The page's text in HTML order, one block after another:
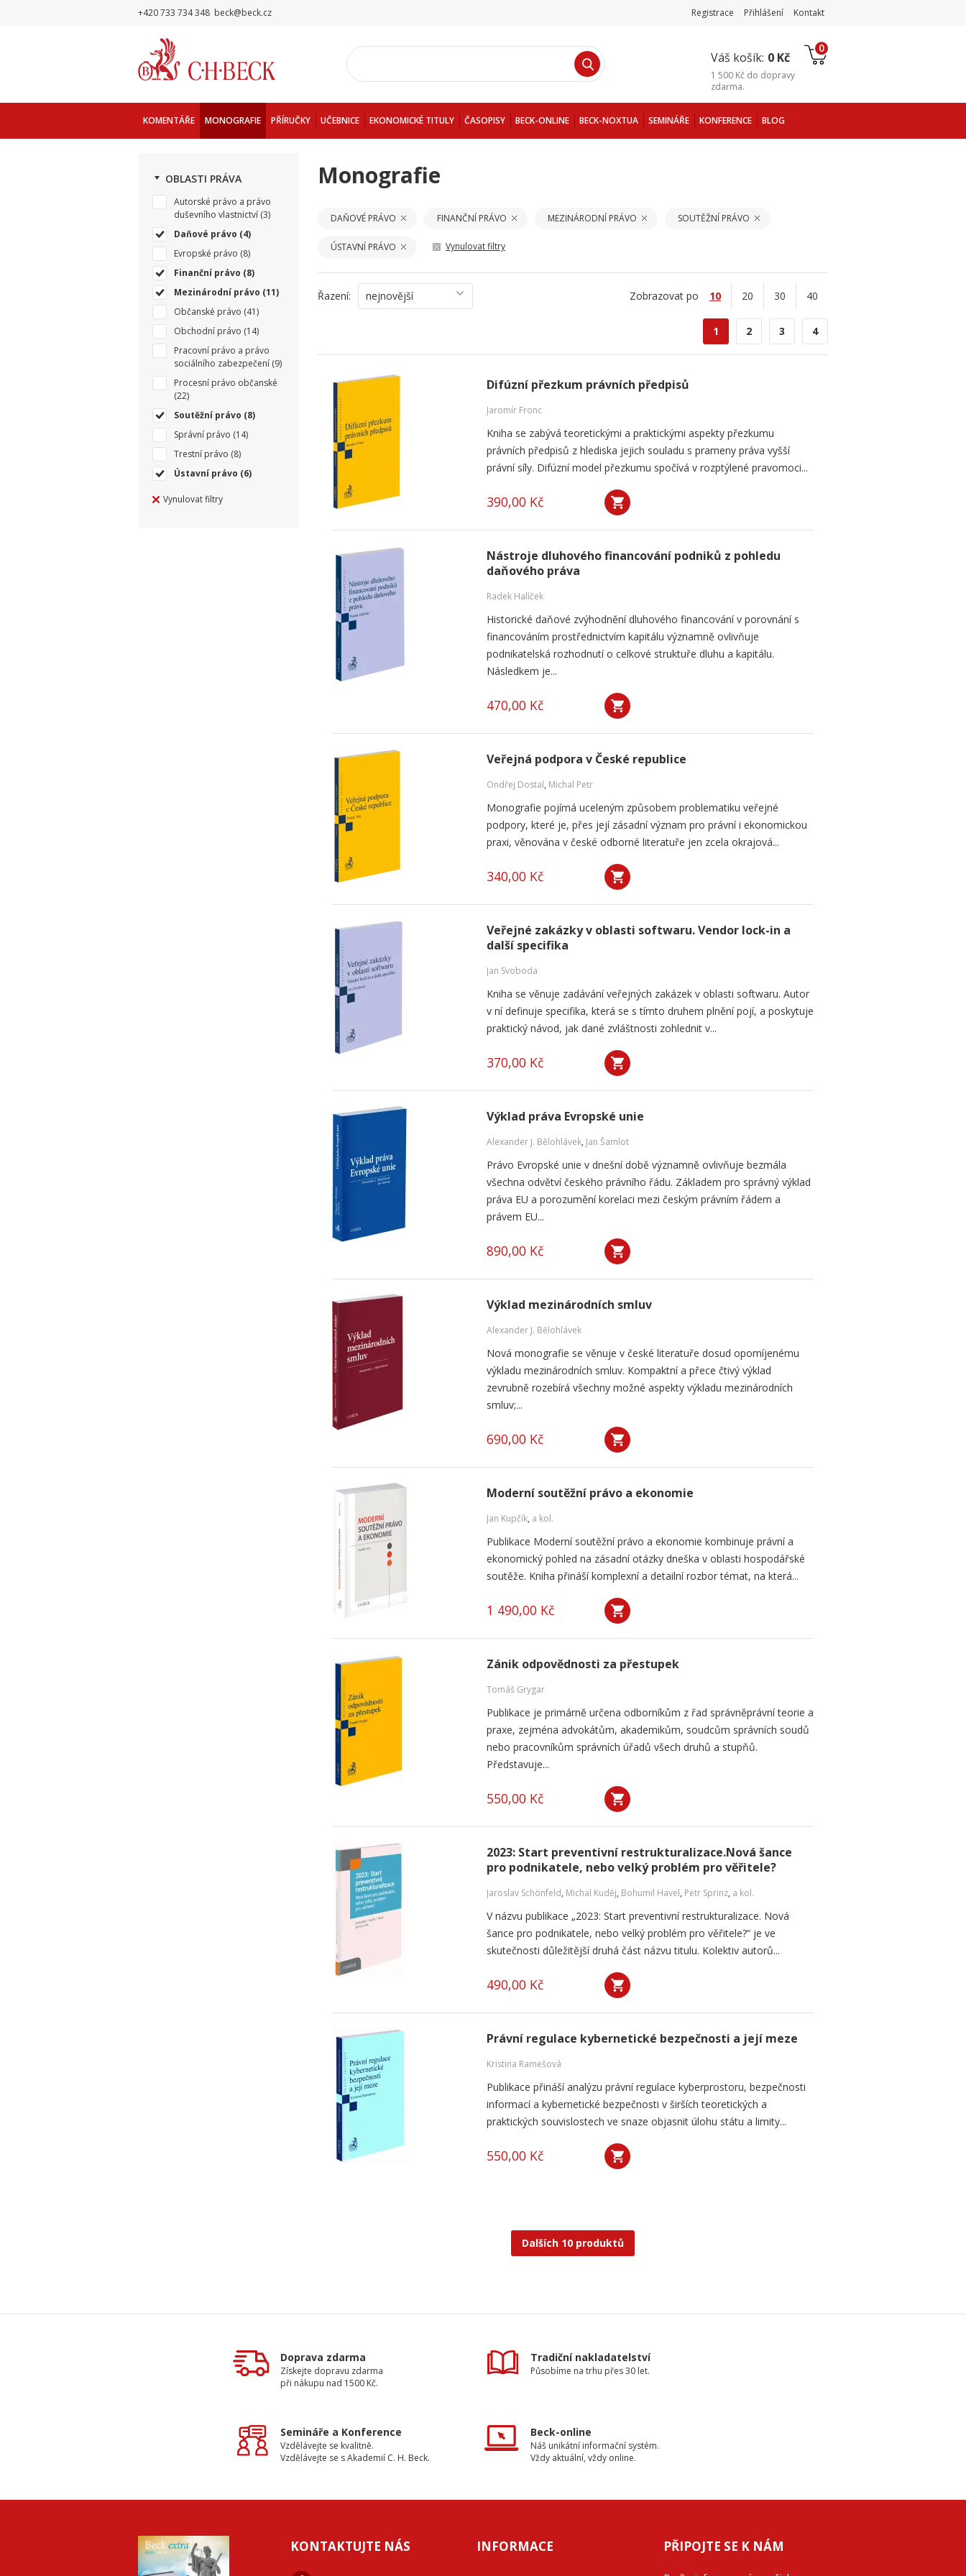
+420 733 734 348 beck@beck.cz Registrace Přihlášení Kontakt
Váš košík: 0 Kč
0
1 500 Kč do dopravy
zdarma.
KOMENTÁŘE MONOGRAFIE PŘÍRUČKY UČEBNICE EKONOMICKÉ TITULY ČASOPISY BECK-ONLINE BECK-NOXTUA SEMINÁŘE KONFERENCE BLOG
OBLASTI PRÁVA
Autorské právo a právo
duševního vlastnictví (3)
Daňové právo (4)
Evropské právo (8)
Finanční právo (8)
Mezinárodní právo (11)
Občanské právo (41)
Obchodní právo (14)
Pracovní právo a právo
sociálního zabezpečení (9)
Procesní právo občanské
(22)
Soutěžní právo (8)
Správní právo (14)
Trestní právo (8)
Ústavní právo (6)
Vynulovat filtry
Monografie
DAŇOVÉ PRÁVO FINANČNÍ PRÁVO MEZINÁRODNÍ PRÁVO SOUTĚŽNÍ PRÁVO
ÚSTAVNÍ PRÁVO Vynulovat filtry
Řazení: nejnovější Zobrazovat po 10 20 30 40
1 2 3 4
Difúzní přezkum právních předpisů
Jaromír Fronc
Kniha se zabývá teoretickými a praktickými aspekty přezkumu
právních předpisů z hlediska jejich souladu s prameny práva vyšší
právní síly. Difúzní model přezkumu spočívá v rozptýlené pravomoci...
390,00 Kč
Nástroje dluhového financování podniků z pohledu
daňového práva
Radek Halíček
Historické daňové zvýhodnění dluhového financování v porovnání s
financováním prostřednictvím kapitálu významně ovlivňuje
podnikatelská rozhodnutí o celkové struktuře dluhu a kapitálu.
Následkem je...
470,00 Kč
Veřejná podpora v České republice
Ondřej Dostal, Michal Petr
Monografie pojímá uceleným způsobem problematiku veřejné
podpory, které je, přes její zásadní význam pro právní i ekonomickou
praxi, věnována v české odborné literatuře jen zcela okrajová...
340,00 Kč
Veřejné zakázky v oblasti softwaru. Vendor lock-in a
další specifika
Jan Svoboda
Kniha se věnuje zadávání veřejných zakázek v oblasti softwaru. Autor
v ní definuje specifika, která se s tímto druhem plnění pojí, a poskytuje
praktický návod, jak dané zvláštnosti zohlednit v...
370,00 Kč
Výklad práva Evropské unie
Alexander J. Bělohlávek, Jan Šamlot
Právo Evropské unie v dnešní době významně ovlivňuje bezmála
všechna odvětví českého právního řádu. Základem pro správný výklad
práva EU a porozumění korelaci mezi českým právním řádem a
právem EU...
890,00 Kč
Výklad mezinárodních smluv
Alexander J. Bělohlávek
Nová monografie se věnuje v české literatuře dosud opomíjenému
výkladu mezinárodních smluv. Kompaktní a přece čtivý výklad
zevrubně rozebírá všechny možné aspekty výkladu mezinárodních
smluv;...
690,00 Kč
Moderní soutěžní právo a ekonomie
Jan Kupčík, a kol.
Publikace Moderní soutěžní právo a ekonomie kombinuje právní a
ekonomický pohled na zásadní otázky dneška v oblasti hospodářské
soutěže. Kniha přináší komplexní a detailní rozbor témat, na která...
1 490,00 Kč
Zánik odpovědnosti za přestupek
Tomáš Grygar
Publikace je primárně určena odborníkům z řad správněprávní teorie a
praxe, zejména advokátům, akademikům, soudcům správních soudů
nebo pracovníkům správních úřadů všech druhů a stupňů.
Představuje...
550,00 Kč
2023: Start preventivní restrukturalizace.Nová šance
pro podnikatele, nebo velký problém pro věřitele?
Jaroslav Schönfeld, Michal Kuděj, Bohumil Havel, Petr Sprinz, a kol.
V názvu publikace „2023: Start preventivní restrukturalizace. Nová
šance pro podnikatele, nebo velký problém pro věřitele?“ je ve
skutečnosti důležitější druhá část názvu titulu. Kolektiv autorů...
490,00 Kč
Právní regulace kybernetické bezpečnosti a její meze
Kristina Ramešová
Publikace přináší analýzu právní regulace kyberprostoru, bezpečnosti
informací a kybernetické bezpečnosti v širších teoretických a
praktických souvislostech ve snaze objasnit úlohu státu a limity...
550,00 Kč
Dalších 10 produktů
Doprava zdarma
Získejte dopravu zdarma
při nákupu nad 1500 Kč.
Tradiční nakladatelství
Působíme na trhu přes 30 let.
Semináře a Konference
Vzdělávejte se kvalitně.
Vzdělávejte se s Akademií C. H. Beck.
Beck-online
Náš unikátní informační systém.
Vždy aktuální, vždy online.
KONTAKTUJTE NÁS INFORMACE PŘIPOJTE SE K NÁM